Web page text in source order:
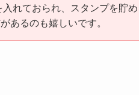
れておられ、スタンプを貯
あるのも嬉しいです。